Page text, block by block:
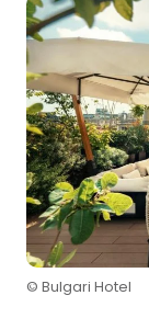
© Bulgari Hotel